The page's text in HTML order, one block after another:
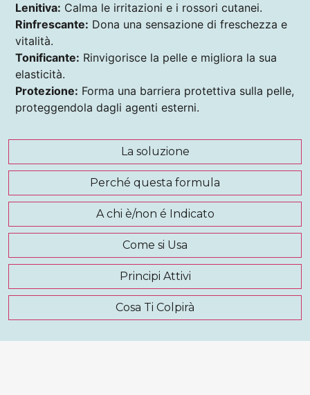
La soluzione
Perché questa formula
A chi è/non é Indicato
Come si Usa
Principi Attivi
Cosa Ti Colpirà
Lenitiva: Calma le irritazioni e i rossori cutanei.
Rinfrescante: Dona una sensazione di freschezza e
vitalità.
Tonificante: Rinvigorisce la pelle e migliora la sua
elasticità.
Protezione: Forma una barriera protettiva sulla pelle,
proteggendola dagli agenti esterni.